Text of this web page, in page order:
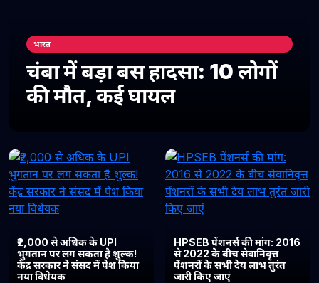
भारत
चंबा में बड़ा बस हादसा: 10 लोगों
की मौत, कई घायल
₹2,000 से अधिक के UPI
भुगतान पर लग सकता है शुल्क!
केंद्र सरकार ने संसद में पेश किया
नया विधेयक
HPSEB पेंशनर्स की मांग: 2016
से 2022 के बीच सेवानिवृत्त
पेंशनरों के सभी देय लाभ तुरंत
जारी किए जाएं